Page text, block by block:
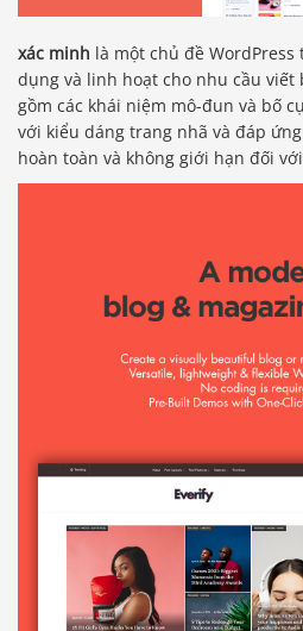
xác minh là một chủ đề
dụng và linh hoạt cho nhu cầu viết
gồm các khái niệm mô-đun và bố
với kiểu dáng trang nhã và đáp
hoàn toàn và không giới hạn đối